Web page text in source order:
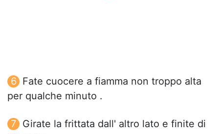
Fate cuocere a fiamma non troppo alta
per qualche minuto .
Girate la frittata dall' altro lato e finite di